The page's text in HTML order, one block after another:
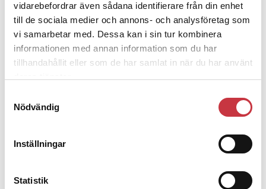
vidarebefordrar även sådana identifierare från din enhet
till de sociala medier och annons- och analysföretag som
vi samarbetar med. Dessa kan i sin tur kombinera
informationen med annan information som du har
tillhandahållit eller som de har samlat in när du har använt
Nödvändig
Inställningar
Statistik
Polisregionen erkänner fel: ”Kommer
att rättas till”